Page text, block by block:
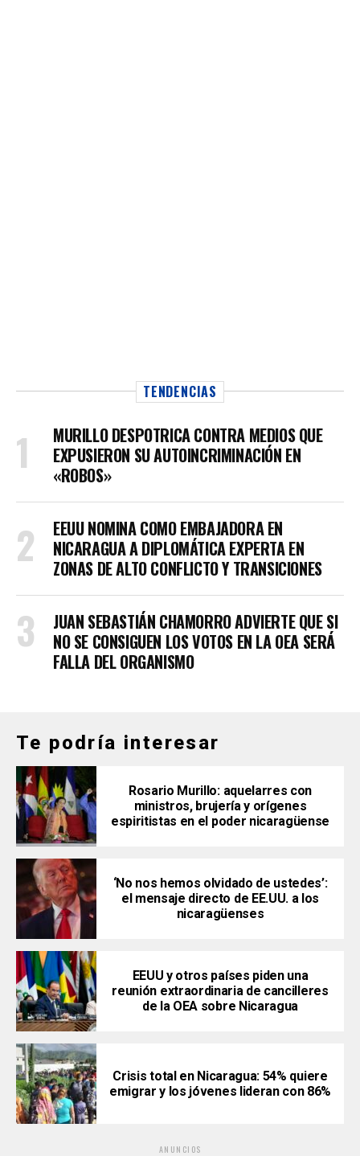
TENDENCIAS
MURILLO DESPOTRICA CONTRA MEDIOS QUE
EXPUSIERON SU AUTOINCRIMINACIÓN EN
«ROBOS»
EEUU NOMINA COMO EMBAJADORA EN
NICARAGUA A DIPLOMÁTICA EXPERTA EN
ZONAS DE ALTO CONFLICTO Y TRANSICIONES
JUAN SEBASTIÁN CHAMORRO ADVIERTE QUE SI
NO SE CONSIGUEN LOS VOTOS EN LA OEA SERÁ
FALLA DEL ORGANISMO
Te podría interesar
Rosario Murillo: aquelarres con
ministros, brujería y orígenes
espiritistas en el poder nicaragüense
‘No nos hemos olvidado de ustedes’:
el mensaje directo de EE.UU. a los
nicaragüenses
EEUU y otros países piden una
reunión extraordinaria de cancilleres
de la OEA sobre Nicaragua
Crisis total en Nicaragua: 54% quiere
emigrar y los jóvenes lideran con 86%
ANUNCIOS